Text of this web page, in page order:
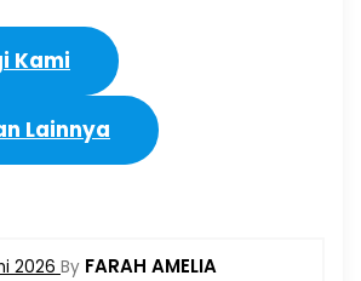
Kami
Lainnya
2026 By FARAH AMELIA